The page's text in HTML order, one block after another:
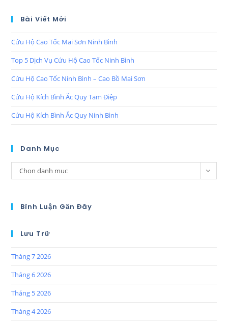
Bài Viết Mới
Cứu Hộ Cao Tốc Mai Sơn Ninh Bình
Top 5 Dịch Vụ Cứu Hộ Cao Tốc Ninh Bình
Cứu Hộ Cao Tốc Ninh Bình – Cao Bồ Mai Sơn
Cứu Hộ Kích Bình Ắc Quy Tam Điệp
Cứu Hộ Kích Bình Ắc Quy Ninh Bình
Danh Mục
Chọn danh mục
Bình Luận Gần Đây
Lưu Trữ
Tháng 7 2026
Tháng 6 2026
Tháng 5 2026
Tháng 4 2026